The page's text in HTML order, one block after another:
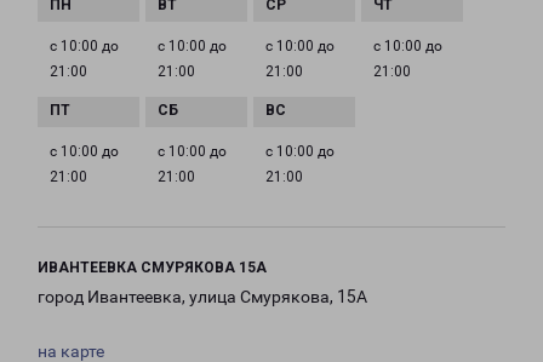
с 10:00 до
21:00
с 10:00 до
21:00
с 10:00 до
21:00
с 10:00 до
21:00
с 10:00 до
21:00
с 10:00 до
21:00
с 10:00 до
21:00
ИВАНТЕЕВКА СМУРЯКОВА 15А
город Ивантеевка, улица Смурякова, 15А
на карте